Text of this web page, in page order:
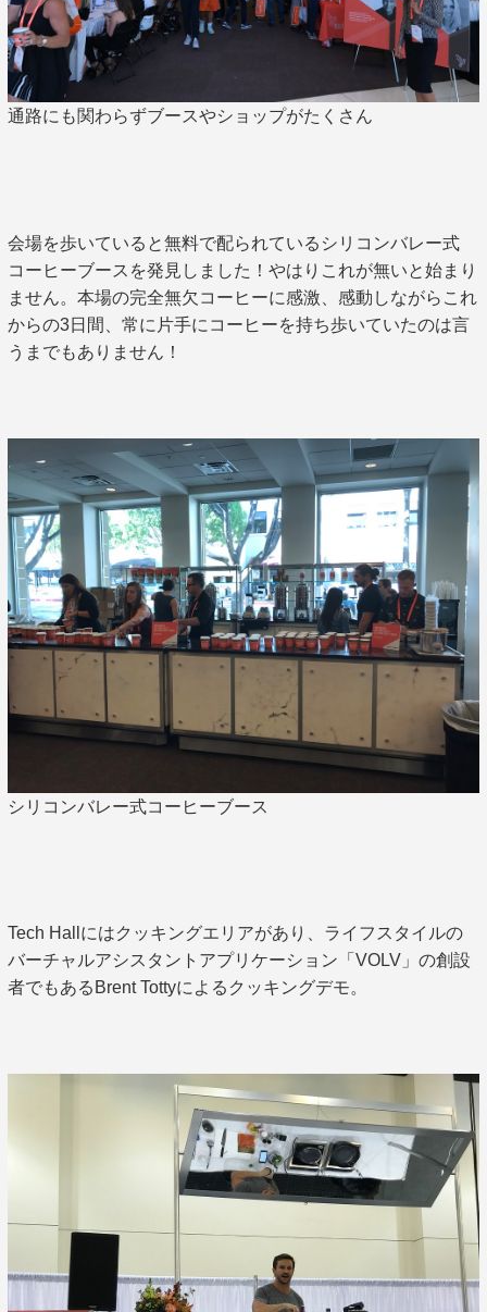
通路にも関わらずブースやショップがたくさん
会場を歩いていると無料で配られているシリコンバレー式
コーヒーブースを発見しました！やはりこれが無いと始まり
ません。本場の完全無欠コーヒーに感激、感動しながらこれ
からの3日間、常に片手にコーヒーを持ち歩いていたのは言
うまでもありません！
シリコンバレー式コーヒーブース
Tech Hallにはクッキングエリアがあり、ライフスタイルの
バーチャルアシスタントアプリケーション「VOLV」の創設
者でもあるBrent Tottyによるクッキングデモ。